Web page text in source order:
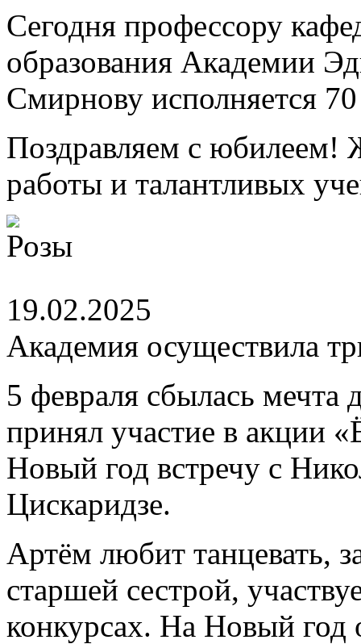
Сегодня профессору
образования Академии
Смирнову исполняется 70
Поздравляем с юбилеем!
работы и талантливых
19.02.2025
Академия осуществила
5 февраля сбылась мечта
принял участие в акции
Новый год встречу с
Цискаридзе.
Артём любит танцевать,
старшей сестрой,
конкурсах. На Новый год